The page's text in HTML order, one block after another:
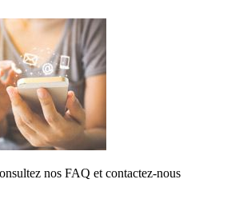
nos FAQ et contactez-nous